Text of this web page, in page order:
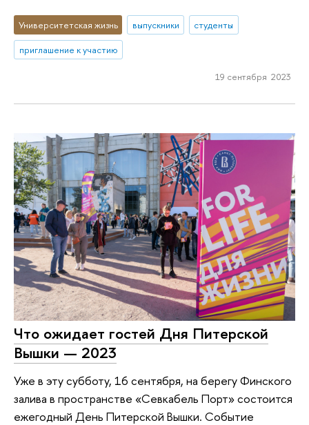
Университетская жизнь выпускники
студенты
приглашение к участию
19 сентября 2023
Что ожидает гостей Дня Питерской
Вышки — 2023
Уже в эту субботу, 16 сентября, на берегу Финского
залива в пространстве «Севкабель Порт» состоится
ежегодный День Питерской Вышки. Событие